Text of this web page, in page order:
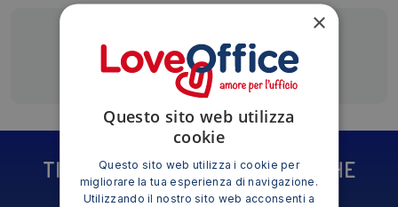
Siamo presenti su
TI POTREBBE INTERESSARE ANCHE
×
Questo sito web utilizza
cookie
Questo sito web utilizza i cookie per
migliorare la tua esperienza di navigazione.
Utilizzando il nostro sito web acconsenti a